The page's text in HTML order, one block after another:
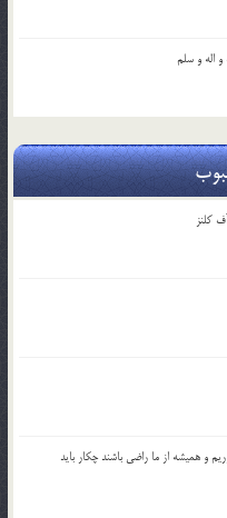
اله و سلم
کلنز
و هميشه از ما راضي باشند چكار بايد